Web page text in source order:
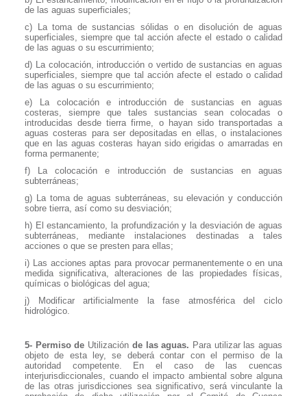
de las aguas superficiales;
c) La toma de sustancias sólidas o en disolución de aguas
superficiales, siempre que tal acción afecte el estado o calidad
de las aguas o su escurrimiento;
d) La colocación, introducción o vertido de sustancias en aguas
superficiales, siempre que tal acción afecte el estado o calidad
de las aguas o su escurrimiento;
e) La colocación e introducción de sustancias en aguas
costeras, siempre que tales sustancias sean colocadas o
introducidas desde tierra firme, o hayan sido transportadas a
aguas costeras para ser depositadas en ellas, o instalaciones
que en las aguas costeras hayan sido erigidas o amarradas en
forma permanente;
f) La colocación e introducción de sustancias en aguas
subterráneas;
g) La toma de aguas subterráneas, su elevación y conducción
sobre tierra, así como su desviación;
h) El estancamiento, la profundización y la desviación de aguas
subterráneas, mediante instalaciones destinadas a tales
acciones o que se presten para ellas;
i) Las acciones aptas para provocar permanentemente o en una
medida significativa, alteraciones de las propiedades físicas,
químicas o biológicas del agua;
j) Modificar artificialmente la fase atmosférica del ciclo
hidrológico.
5- Permiso de Utilización de las aguas. Para utilizar las aguas
objeto de esta ley, se deberá contar con el permiso de la
autoridad competente. En el caso de las cuencas
interjurisdiccionales, cuando el impacto ambiental sobre alguna
de las otras jurisdicciones sea significativo, será vinculante la